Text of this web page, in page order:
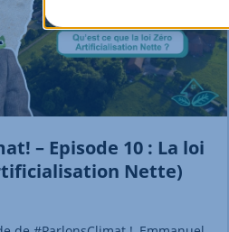
– Episode 10 : La loi
Nette)